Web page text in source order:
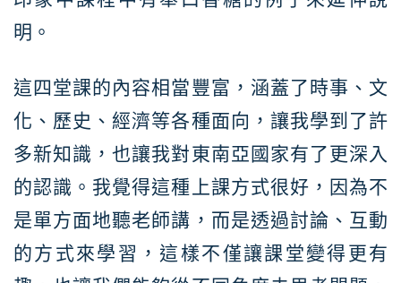
明。
這四堂課的內容相當豐富，涵蓋了時事、文
化、歷史、經濟等各種面向，讓我學到了許
多新知識，也讓我對東南亞國家有了更深入
的認識。我覺得這種上課方式很好，因為不
是單方面地聽老師講，而是透過討論、互動
的方式來學習，這樣不僅讓課堂變得更有